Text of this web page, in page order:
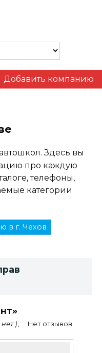
Добавить компанию
Здесь вы
про каждую
телефоны,
категории
в г. Чехов
) , Нет отзывов